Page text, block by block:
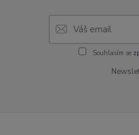
Souhlasím se